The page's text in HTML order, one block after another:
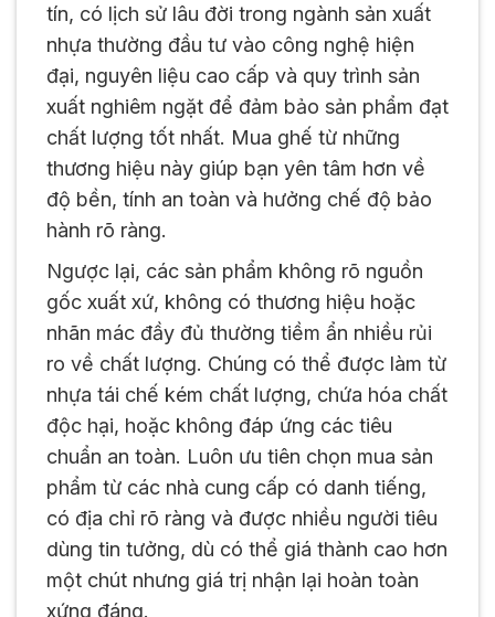
tín, có lịch sử lâu đời trong ngành sản xuất
nhựa thường đầu tư vào công nghệ hiện
đại, nguyên liệu cao cấp và quy trình sản
xuất nghiêm ngặt để đảm bảo sản phẩm đạt
chất lượng tốt nhất. Mua ghế từ những
thương hiệu này giúp bạn yên tâm hơn về
độ bền, tính an toàn và hưởng chế độ bảo
hành rõ ràng.
Ngược lại, các sản phẩm không rõ nguồn
gốc xuất xứ, không có thương hiệu hoặc
nhãn mác đầy đủ thường tiềm ẩn nhiều rủi
ro về chất lượng. Chúng có thể được làm từ
nhựa tái chế kém chất lượng, chứa hóa chất
độc hại, hoặc không đáp ứng các tiêu
chuẩn an toàn. Luôn ưu tiên chọn mua sản
phẩm từ các nhà cung cấp có danh tiếng,
có địa chỉ rõ ràng và được nhiều người tiêu
dùng tin tưởng, dù có thể giá thành cao hơn
một chút nhưng giá trị nhận lại hoàn toàn
xứng đáng.